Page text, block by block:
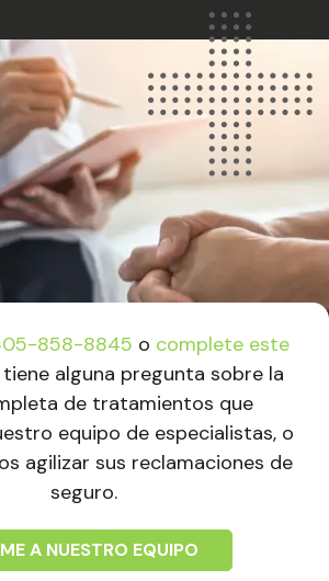
858-8845 o complete este
alguna pregunta sobre la
de tratamientos que
equipo de especialistas, o
agilizar sus reclamaciones de
seguro.
A NUESTRO EQUIPO